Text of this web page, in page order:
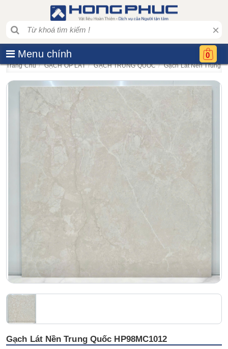
×
Menu chính 0
Trang Chủ GẠCH ỐP LÁT GẠCH TRUNG QUỐC Gạch Lát Nền Trung
Gạch Lát Nền Trung Quốc HP98MC1012